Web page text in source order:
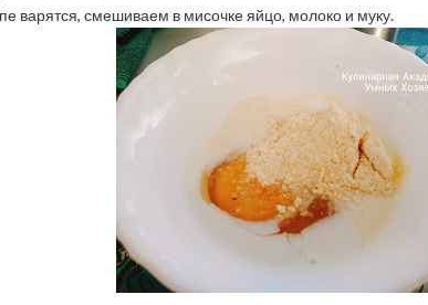
варятся, смешиваем в мисочке яйцо, молоко и муку.